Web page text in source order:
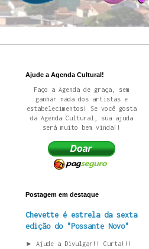
Ajude a Agenda Cultural!
Faço a Agenda de graça, sem
ganhar nada dos artistas e
estabelecimentos! Se você gosta
da Agenda Cultural, sua ajuda
será muito bem vinda!!
Postagem em destaque
Chevette é estrela da sexta
edição do "Possante Novo"
► Ajude a Divulgar!! Curta!!!